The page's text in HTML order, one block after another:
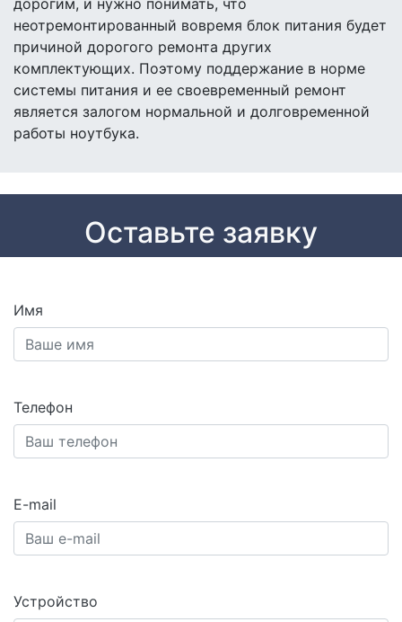
дорогим, и нужно понимать, что
неотремонтированный вовремя блок питания будет
причиной дорогого ремонта других
комплектующих. Поэтому поддержание в норме
системы питания и ее своевременный ремонт
является залогом нормальной и долговременной
работы ноутбука.
Оставьте заявку
Имя
Телефон
E-mail
Устройство